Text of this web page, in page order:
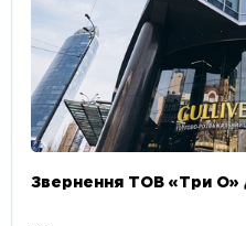
Звернення ТОВ «Три О»